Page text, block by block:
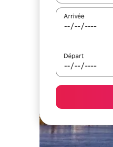
Arrivée
Départ